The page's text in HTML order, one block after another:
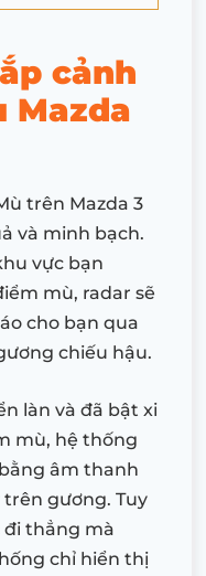
cảnh
Mazda
trên Mazda 3
và minh bạch.
vực bạn
mù, radar sẽ
cho bạn qua
chiếu hậu.
làn và đã bật xi
mù, hệ thống
âm thanh
gương. Tuy
đi thẳng mà
chỉ hiển thị